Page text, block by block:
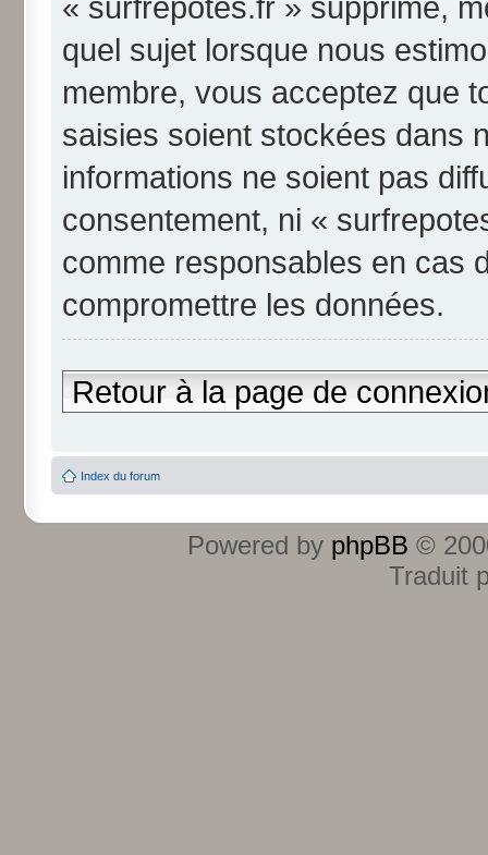
quel sujet lorsque nous
membre, vous acceptez que
saisies soient stockées dans
informations ne soient pas
consentement, ni «
comme responsables en cas
compromettre les données.
Retour à la page de
Index du forum
Powered by phpBB ©
Traduit